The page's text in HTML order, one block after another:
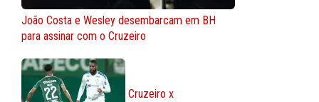
João Costa e Wesley desembarcam em BH
para assinar com o Cruzeiro
Cruzeiro x